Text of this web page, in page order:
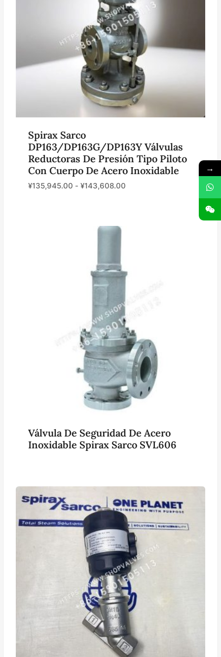
Spirax Sarco
DP163/DP163G/DP163Y Válvulas
Reductoras De Presión Tipo Piloto
Con Cuerpo De Acero Inoxidable
¥135,945.00 - ¥143,608.00
Válvula De Seguridad De Acero
Inoxidable Spirax Sarco SVL606
→